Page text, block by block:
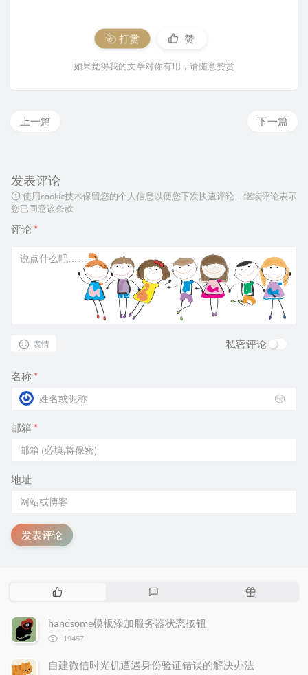
打赏 赞
如果觉得我的文章对你有用，请随意赞赏
下一篇
上一篇
发表评论
使用cookie技术保留您的个人信息以便您下次快速评论，继续评论表示
您已同意该条款
评论 *
表情 私密评论
名称 *
🎲
邮箱 *
地址
发表评论
热
文
章
评
随
handsome模板添加服务器状态按钮
浏
次
数:
19457
自建微信时光机遭遇身份验证错误的解决办法